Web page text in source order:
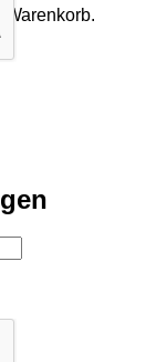
Warenkorb.